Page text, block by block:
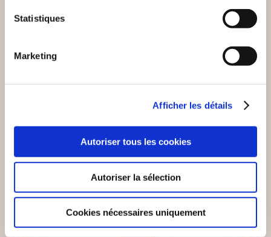
Statistiques
Marketing
Afficher les détails
Autoriser tous les cookies
Autoriser la sélection
Cookies nécessaires uniquement
Thriller